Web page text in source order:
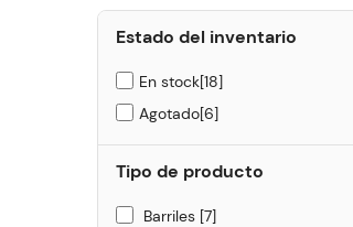
Estado del inventario
En stock 18
Agotado 6
Tipo de producto
Barriles 7